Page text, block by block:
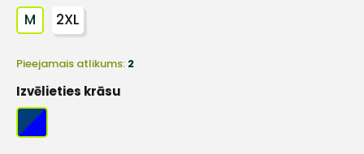
M 2XL
Pieejamais atlikums: 2
Izvēlieties krāsu